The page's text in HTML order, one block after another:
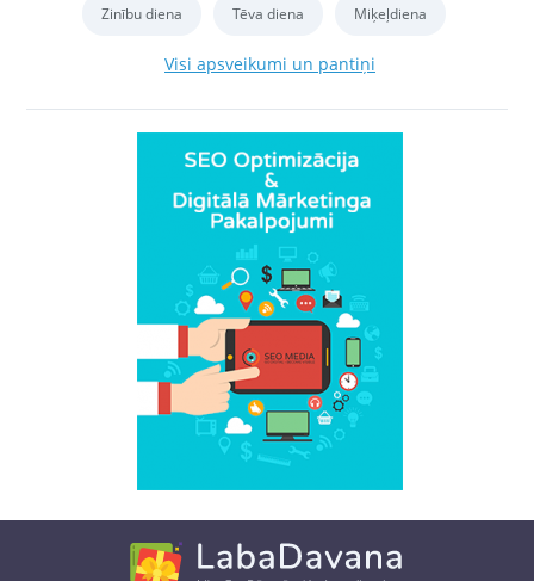
Zinību diena Tēva diena Miķeļdiena
Visi apsveikumi un pantiņi